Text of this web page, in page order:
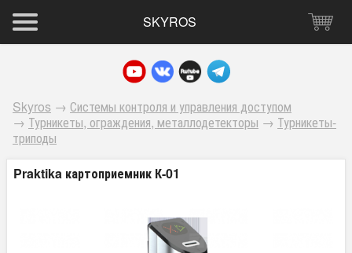
SKYROS
Skyros → Системы контроля и управления доступом
→ Турникеты, ограждения, металлодетекторы → Турникеты-
триподы
Praktika картоприемник К-01